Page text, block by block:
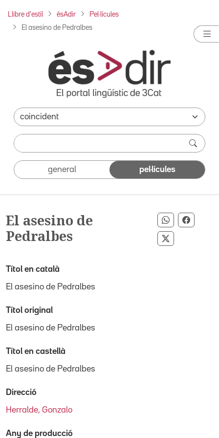
Llibre d'estil ésAdir Pel·lícules
El asesino de Pedralbes
general pel·lícules
El asesino de
Pedralbes
Compartir
Compartir
Títol en català
El asesino de Pedralbes
Títol original
El asesino de Pedralbes
Títol en castellà
El asesino de Pedralbes
Direcció
Herralde, Gonzalo
Any de producció